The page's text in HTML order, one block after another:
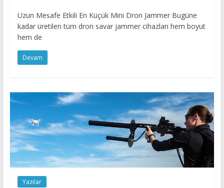
Uzun Mesafe Etkili En Küçük Mini Dron Jammer Bugüne
kadar üretilen tüm dron savar jammer cihazları hem boyut
hem de
Devam
Yazılar